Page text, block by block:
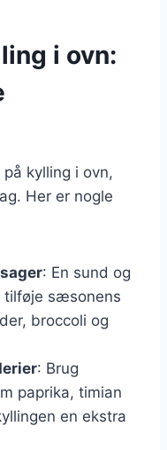
i ovn:
kylling i ovn,
Her er nogle
: En sund og
tilføje sæsonens
broccoli og
: Brug
paprika, timian
en ekstra